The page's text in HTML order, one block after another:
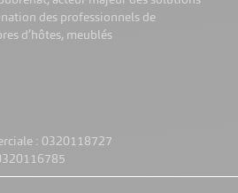
des professionnels de
d’hôtes, meublés
: 0320118727